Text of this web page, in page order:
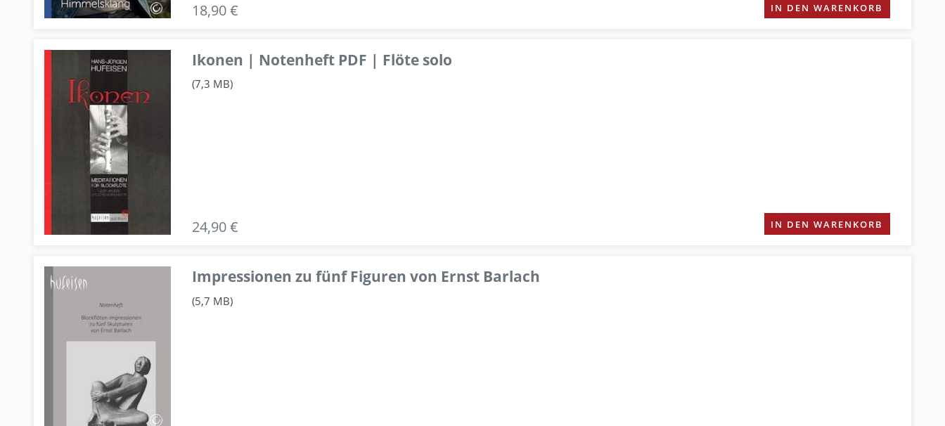
18,90 € IN DEN WARENKORB
Ikonen | Notenheft PDF | Flöte solo
(7,3 MB)
24,90 € IN DEN WARENKORB
Impressionen zu fünf Figuren von Ernst Barlach
(5,7 MB)